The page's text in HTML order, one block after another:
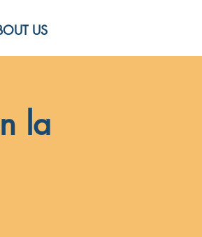
US
la